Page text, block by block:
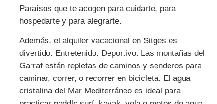
Paraísos que te acogen para cuidarte, para
hospedarte y para alegrarte.
Además, el alquiler vacacional en Sitges es
divertido. Entretenido. Deportivo. Las montañas del
Garraf están repletas de caminos y senderos para
caminar, correr, o recorrer en bicicleta. El agua
cristalina del Mar Mediterráneo es ideal para